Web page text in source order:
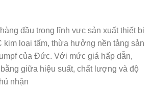
đầu trong lĩnh vực sản xuất thiết bị
kim loại tấm, thừa hưởng nền tảng sản
của Đức. Với mức giá hấp dẫn,
giữa hiệu suất, chất lượng và độ
nhận